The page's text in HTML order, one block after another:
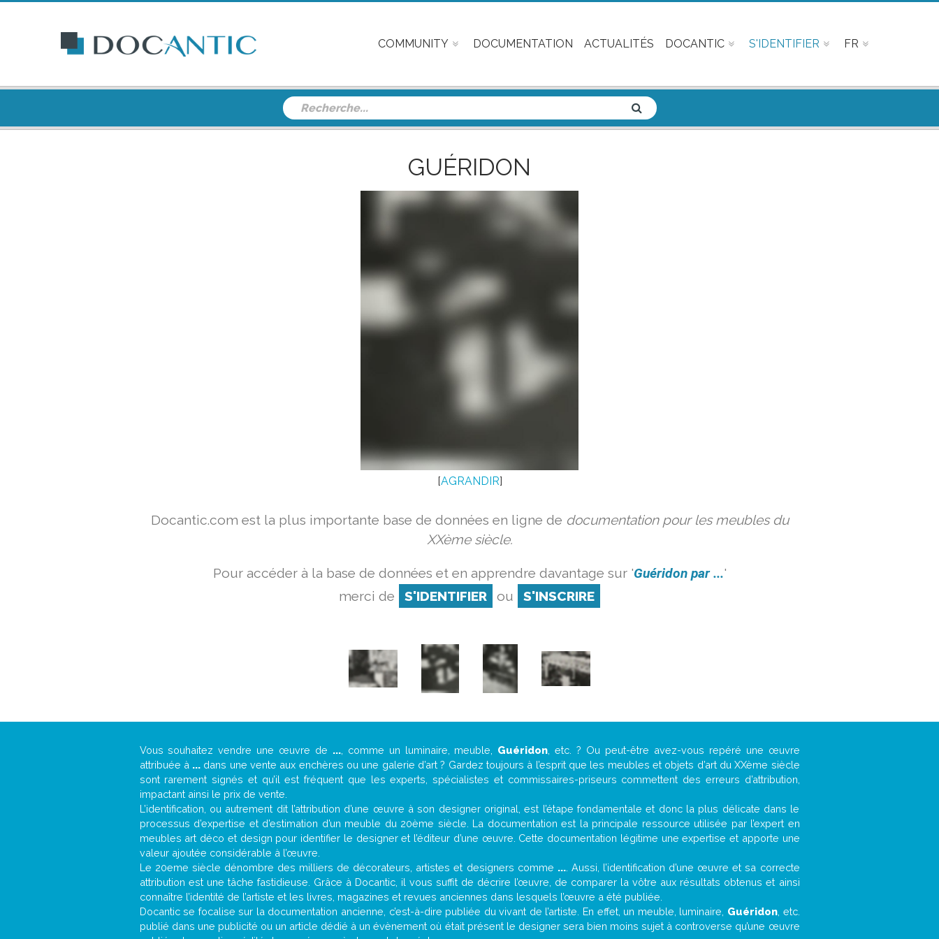
COMMUNITY DOCUMENTATION ACTUALITÉS DOCANTIC S'IDENTIFIER FR
GUÉRIDON
[AGRANDIR]
Docantic.com est la plus importante base de données en ligne de documentation pour les meubles du
XXème siècle.
Pour accéder à la base de données et en apprendre davantage sur 'Guéridon par ...'
merci de
S'IDENTIFIER ou S'INSCRIRE
Vous souhaitez vendre une œuvre de ..., comme un luminaire, meuble, Guéridon , etc. ? Ou peut-être avez-vous repéré une œuvre
attribuée à ... dans une vente aux enchères ou une galerie d’art ? Gardez toujours à l’esprit que les meubles et objets d’art du XXème siècle
sont rarement signés et qu’il est fréquent que les experts, spécialistes et commissaires-priseurs commettent des erreurs d’attribution,
impactant ainsi le prix de vente.
L’identification, ou autrement dit l’attribution d’une œuvre à son designer original, est l’étape fondamentale et donc la plus délicate dans le
processus d’expertise et d’estimation d’un meuble du 20ème siècle. La documentation est la principale ressource utilisée par l’expert en
meubles art déco et design pour identifier le designer et l’éditeur d’une œuvre. Cette documentation légitime une expertise et apporte une
valeur ajoutée considérable à l’œuvre.
Le 20eme siècle dénombre des milliers de décorateurs, artistes et designers comme .... Aussi, l’identification d’une œuvre et sa correcte
attribution est une tâche fastidieuse. Grâce à Docantic, il vous suffit de décrire l’œuvre, de comparer la vôtre aux résultats obtenus et ainsi
connaître l’identité de l’artiste et les livres, magazines et revues anciennes dans lesquels l’œuvre a été publiée.
Docantic se focalise sur la documentation ancienne, c’est-à-dire publiée du vivant de l’artiste. En effet, un meuble, luminaire, Guéridon, etc.
publié dans une publicité ou un article dédié à un évènement où était présent le designer sera bien moins sujet à controverse qu’une œuvre